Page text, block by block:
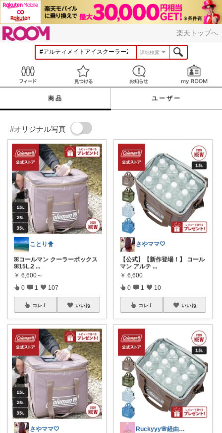
楽天トップへ
詳細検索
見つける お知らせ
商品 ユーザー
#オリジナル写真
ことり🐥
ꕤコールマン クーラーボックス
ꕤ15L.2 ...
￥ 6,600～
0 1 107
コレ いいね
さやママ🤍
さやママ🤍
【公式】【新作登場！】 コール
マン アルテ ...
￥ 6,600
0 1 10
コレ いいね
Ruckyyy🌸経由感謝🙇‍♀️✨